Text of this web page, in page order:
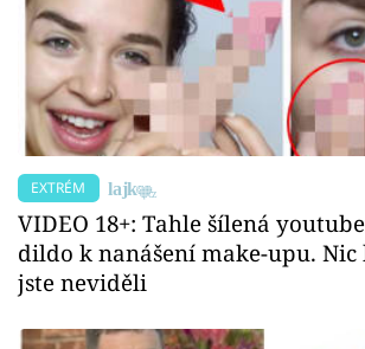
EXTRÉM
VIDEO 18+: Tahle šílená
dildo k nanášení make-upu.
jste neviděli